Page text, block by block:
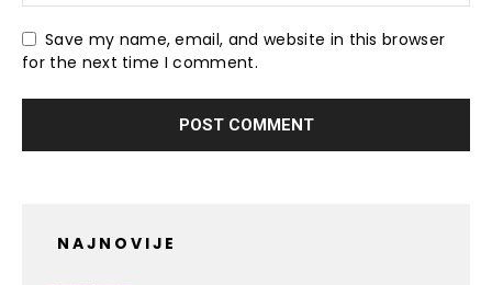
Save my name, email, and website in this browser
for the next time I comment.
NAJNOVIJE